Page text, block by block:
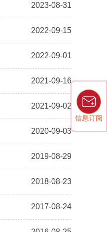
信息订阅
信息订阅
2023-08-31
2022-09-15
2022-09-01
2021-09-16
2021-09-02
2020-09-03
2019-08-29
2018-08-23
2017-08-24